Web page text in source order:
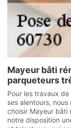
Mayeur bâti
parqueteurs
Pour les travaux
ses alentours,
choisir Mayeur bâti
notre disposition